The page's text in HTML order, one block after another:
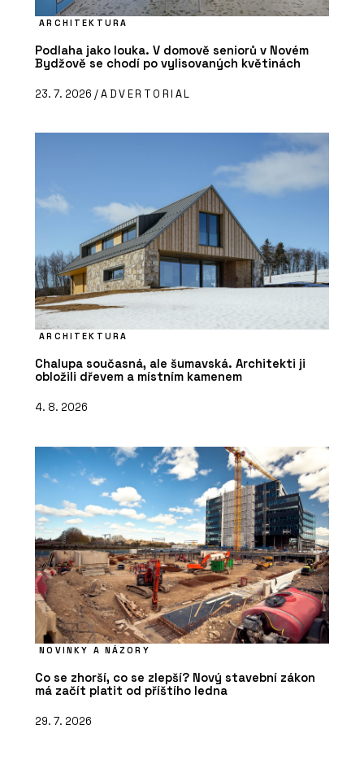
ARCHITEKTURA
Podlaha jako louka. V domově seniorů v Novém
Bydžově se chodí po vylisovaných květinách
23. 7. 2026 /ADVERTORIAL
ARCHITEKTURA
Chalupa současná, ale šumavská. Architekti ji
obložili dřevem a místním kamenem
4. 8. 2026
NOVINKY A NÁZORY
Co se zhorší, co se zlepší? Nový stavební zákon
má začít platit od příštího ledna
29. 7. 2026